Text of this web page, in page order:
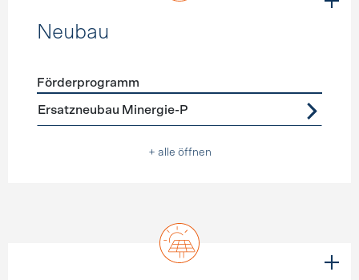
Neubau
Förderprogramme Neubau
Förderprogramm
Ersatzneubau Minergie-P
+ alle öffnen